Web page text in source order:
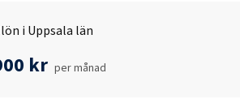
i Uppsala län
kr per månad